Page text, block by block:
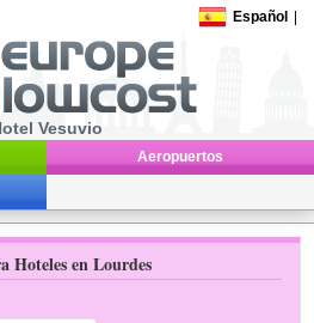
Español
Vesuvio
Aeropuertos
Hoteles en Lourdes